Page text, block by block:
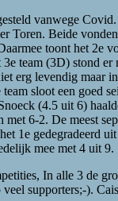
vanwege
Toren. Beide
toont het 2e
team (3D) stond
erg levendig maar
sloot een goed
(4.5 uit 6)
6-2. De meest
1e gedegradeerd
mee met 4 uit 9.
In alle 3 de
supporters;-).